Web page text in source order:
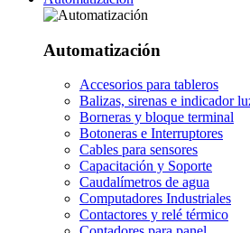
Automatización
Accesorios para tableros
Balizas, sirenas e indicador
Borneras y bloque terminal
Botoneras e Interruptores
Cables para sensores
Capacitación y Soporte
Caudalímetros de agua
Computadores Industriales
Contactores y relé térmico